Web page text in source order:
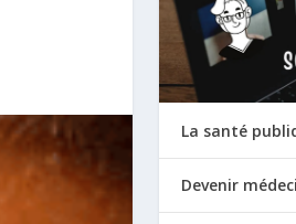
La santé
Devenir